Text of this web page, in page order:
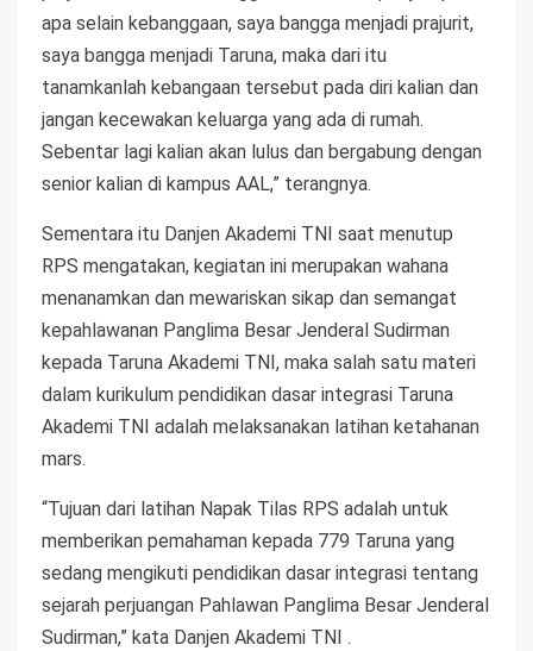
apa selain kebanggaan, saya bangga menjadi prajurit,
saya bangga menjadi Taruna, maka dari itu
tanamkanlah kebangaan tersebut pada diri kalian dan
jangan kecewakan keluarga yang ada di rumah.
Sebentar lagi kalian akan lulus dan bergabung dengan
senior kalian di kampus AAL,” terangnya.
Sementara itu Danjen Akademi TNI saat menutup
RPS mengatakan, kegiatan ini merupakan wahana
menanamkan dan mewariskan sikap dan semangat
kepahlawanan Panglima Besar Jenderal Sudirman
kepada Taruna Akademi TNI, maka salah satu materi
dalam kurikulum pendidikan dasar integrasi Taruna
Akademi TNI adalah melaksanakan latihan ketahanan
mars.
“Tujuan dari latihan Napak Tilas RPS adalah untuk
memberikan pemahaman kepada 779 Taruna yang
sedang mengikuti pendidikan dasar integrasi tentang
sejarah perjuangan Pahlawan Panglima Besar Jenderal
Sudirman,” kata Danjen Akademi TNI .